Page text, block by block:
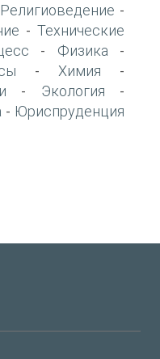
Религиоведение -
- Технические
- Физика -
- Химия -
- Экология -
- Юриспруденция